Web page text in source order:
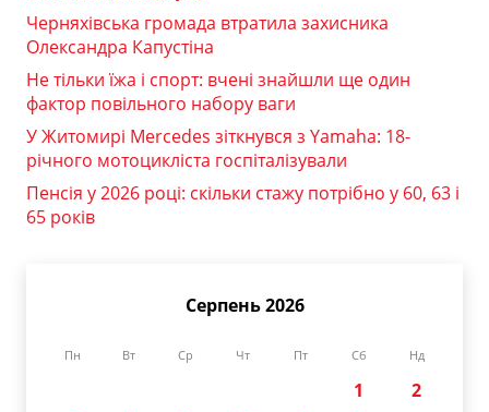
Черняхівська громада втратила захисника
Олександра Капустіна
Не тільки їжа і спорт: вчені знайшли ще один
фактор повільного набору ваги
У Житомирі Mercedes зіткнувся з Yamaha: 18-
річного мотоцикліста госпіталізували
Пенсія у 2026 році: скільки стажу потрібно у 60, 63 і
65 років
Серпень 2026
Пн Вт Ср Чт Пт Сб Нд
1
2